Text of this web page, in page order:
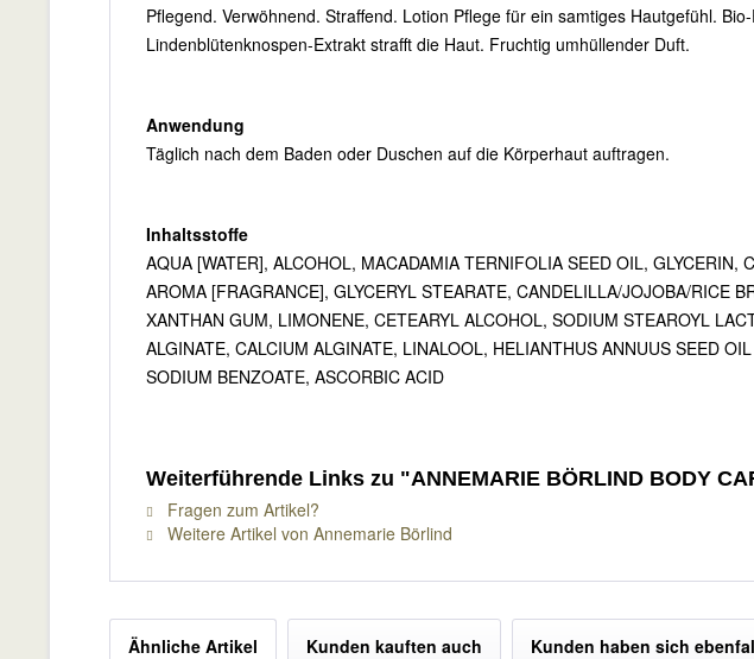
Pflegend. Verwöhnend. Straffend. Lotion Pflege für ein samtiges Hautgefühl.
Lindenblütenknospen-Extrakt strafft die Haut. Fruchtig umhüllender Duft.
Anwendung
Täglich nach dem Baden oder Duschen auf die Körperhaut auftragen.
Inhaltsstoffe
AQUA [WATER], ALCOHOL, MACADAMIA TERNIFOLIA SEED OIL,
AROMA [FRAGRANCE], GLYCERYL STEARATE, CANDELILLA/JOJOBA/RICE
XANTHAN GUM, LIMONENE, CETEARYL ALCOHOL, SODIUM STEAROYL
ALGINATE, CALCIUM ALGINATE, LINALOOL, HELIANTHUS ANNUUS SEED
SODIUM BENZOATE, ASCORBIC ACID
Weiterführende Links zu "ANNEMARIE BÖRLIND BODY
Fragen zum Artikel?
Weitere Artikel von Annemarie Börlind
Ähnliche Artikel Kunden kauften auch Kunden haben sich